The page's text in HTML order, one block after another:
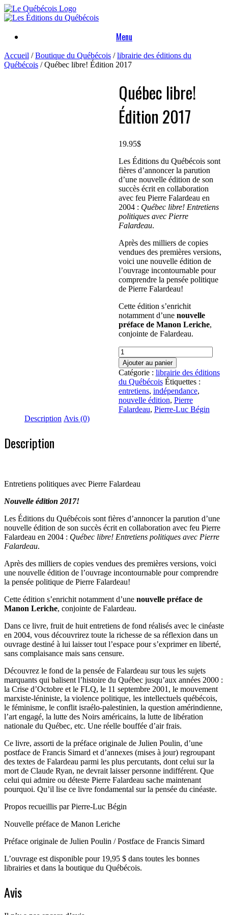
Skip
to
Menu
Accueil /Boutique du Québécois /librairie des éditions du
Québécois / Québec libre! Édition 2017
Québec libre!
Édition 2017
19.95$
Les Éditions du Québécois sont
fières d’annoncer la parution
d’une nouvelle édition de son
succès écrit en collaboration
avec feu Pierre Falardeau en
2004 : Québec libre! Entretiens
politiques avec Pierre
Falardeau.
Après des milliers de copies
vendues des premières versions,
voici une nouvelle édition de
l’ouvrage incontournable pour
comprendre la pensée politique
de Pierre Falardeau!
Cette édition s’enrichit
notamment d’une nouvelle
préface de Manon Leriche,
conjointe de Falardeau.
quantité
de
Québec
libre!
Édition
2017
Ajouter au panier
Catégorie : librairie des éditions
du Québécois Étiquettes :
entretiens, indépendance,
nouvelle édition, Pierre
Falardeau, Pierre-Luc Bégin
Description Avis (0)
Description
Entretiens politiques avec Pierre Falardeau
Nouvelle édition 2017!
Les Éditions du Québécois sont fières d’annoncer la parution d’une
nouvelle édition de son succès écrit en collaboration avec feu Pierre
Falardeau en 2004 : Québec libre! Entretiens politiques avec Pierre
Falardeau.
Après des milliers de copies vendues des premières versions, voici
une nouvelle édition de l’ouvrage incontournable pour comprendre
la pensée politique de Pierre Falardeau!
Cette édition s’enrichit notamment d’une nouvelle préface de
Manon Leriche, conjointe de Falardeau.
Dans ce livre, fruit de huit entretiens de fond réalisés avec le cinéaste
en 2004, vous découvrirez toute la richesse de sa réflexion dans un
ouvrage destiné à lui laisser tout l’espace pour s’exprimer en liberté,
sans complaisance mais sans censure.
Découvrez le fond de la pensée de Falardeau sur tous les sujets
marquants qui balisent l’histoire du Québec jusqu’aux années 2000 :
la Crise d’Octobre et le FLQ, le 11 septembre 2001, le mouvement
marxiste-léniniste, la violence politique, les intellectuels québécois,
le féminisme, le conflit israélo-palestinien, la question amérindienne,
l’art engagé, la lutte des Noirs américains, la lutte de libération
nationale du Québec, etc. Une réelle bouffée d’air frais.
Ce livre, assorti de la préface originale de Julien Poulin, d’une
postface de Francis Simard et d’annexes (mises à jour) regroupant
des textes de Falardeau parmi les plus percutants, dont celui sur la
mort de Claude Ryan, ne devrait laisser personne indifférent. Que
celui qui admire ou déteste Pierre Falardeau sache maintenant
pourquoi. Qu’il lise ce livre fondamental sur la pensée du cinéaste.
Propos recueillis par Pierre-Luc Bégin
Nouvelle préface de Manon Leriche
Préface originale de Julien Poulin / Postface de Francis Simard
L’ouvrage est disponible pour 19,95 $ dans toutes les bonnes
librairies et dans la boutique du Québécois.
Avis